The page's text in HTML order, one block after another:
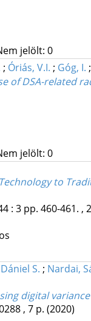
jelölt: 0
; Óriás, V.I. ; Góg, I. ;
of DSA-related
jelölt: 0
to
: 3 pp. 460-461. ,
S. ; Nardai,
digital
, 7 p. (2020)